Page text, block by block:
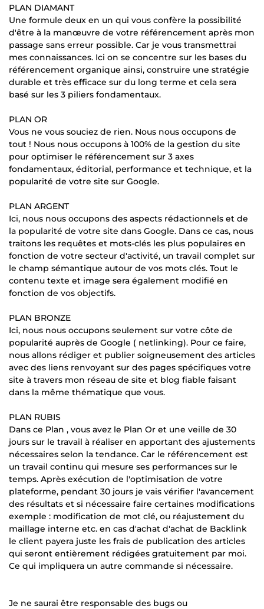
PLAN DIAMANT
Une formule deux en un qui vous confère la possibilité
d'être à la manœuvre de votre référencement après mon
passage sans erreur possible. Car je vous transmettrai
mes connaissances. Ici on se concentre sur les bases du
référencement organique ainsi, construire une stratégie
durable et très efficace sur du long terme et cela sera
basé sur les 3 piliers fondamentaux.
PLAN OR
Vous ne vous souciez de rien. Nous nous occupons de
tout ! Nous nous occupons à 100% de la gestion du site
pour optimiser le référencement sur 3 axes
fondamentaux, éditorial, performance et technique, et la
popularité de votre site sur Google.
PLAN ARGENT
Ici, nous nous occupons des aspects rédactionnels et de
la popularité de votre site dans Google. Dans ce cas, nous
traitons les requêtes et mots-clés les plus populaires en
fonction de votre secteur d'activité, un travail complet sur
le champ sémantique autour de vos mots clés. Tout le
contenu texte et image sera également modifié en
fonction de vos objectifs.
PLAN BRONZE
Ici, nous nous occupons seulement sur votre côte de
popularité auprès de Google ( netlinking). Pour ce faire,
nous allons rédiger et publier soigneusement des articles
avec des liens renvoyant sur des pages spécifiques votre
site à travers mon réseau de site et blog fiable faisant
dans la même thématique que vous.
PLAN RUBIS
Dans ce Plan , vous avez le Plan Or et une veille de 30
jours sur le travail à réaliser en apportant des ajustements
nécessaires selon la tendance. Car le référencement est
un travail continu qui mesure ses performances sur le
temps. Après exécution de l'optimisation de votre
plateforme, pendant 30 jours je vais vérifier l'avancement
des résultats et si nécessaire faire certaines modifications
exemple : modification de mot clé, ou réajustement du
maillage interne etc. en cas d'achat d'achat de Backlink
le client payera juste les frais de publication des articles
qui seront entièrement rédigées gratuitement par moi.
Ce qui impliquera un autre commande si nécessaire.
Je ne saurai être responsable des bugs ou